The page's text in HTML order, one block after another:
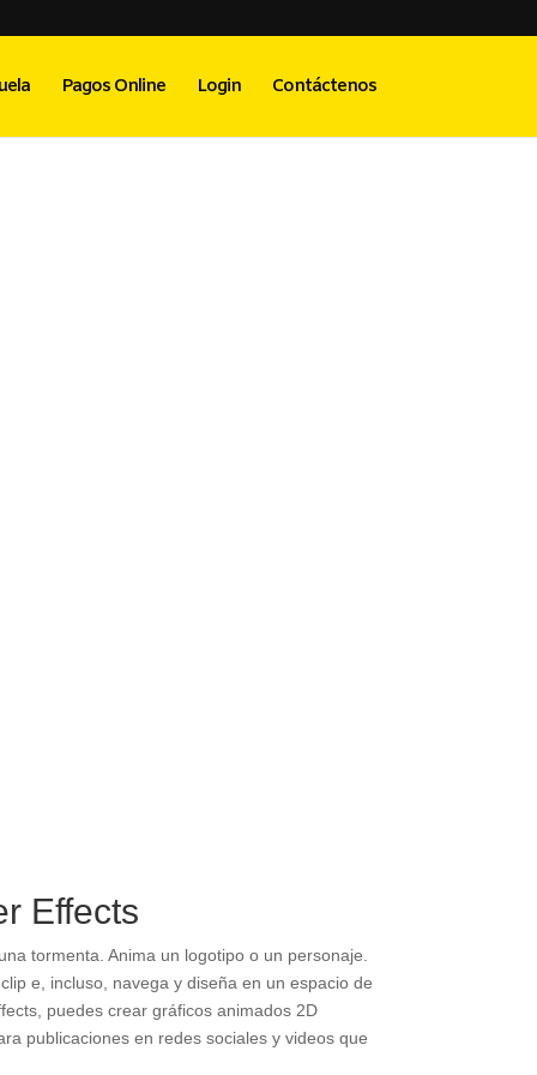
Pagos Online Login Contáctenos
Effects
tormenta. Anima un logotipo o un personaje.
e, incluso, navega y diseña en un espacio de
puedes crear gráficos animados 2D
publicaciones en redes sociales y videos que